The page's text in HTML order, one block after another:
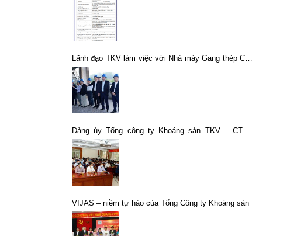
Lãnh đạo TKV làm việc với Nhà máy Gang thép Cao
Bằng
Đảng ủy Tổng công ty Khoáng sản TKV – CTCP
nghiên cứu, học tập, quán triệt Kết luận, Quy định
của Hội nghị lần thứ tư BCH Trung ương Đảng khóa
XIII và Nghị quyết số 22-NQ/ĐU ngày 13/01/2022
của Đảng ủy Tập đoàn Công nghiệp Than – Khoáng
sản Việt Nam về thực hiện chuyển đổi số đến năm
VIJAS – niềm tự hào của Tổng Công ty Khoáng sản